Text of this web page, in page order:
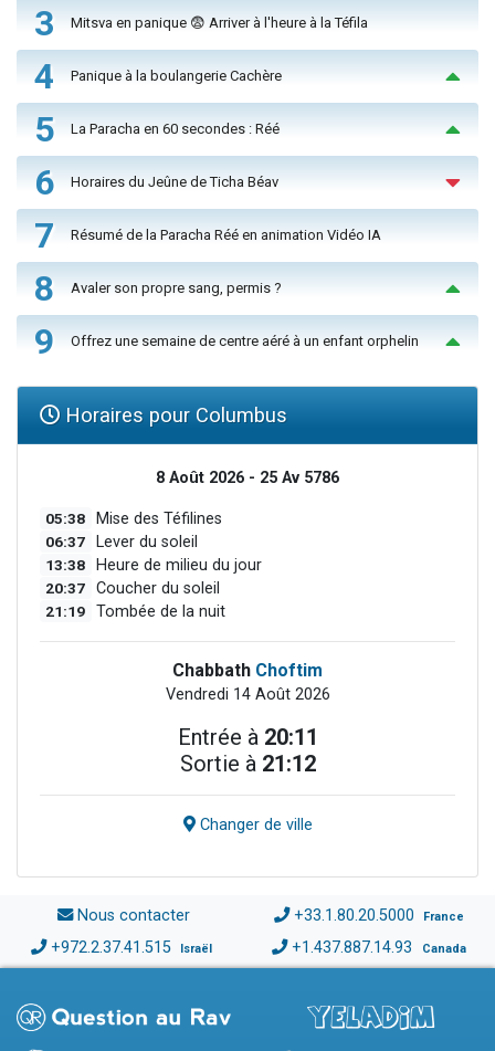
3 Mitsva en panique 😨 Arriver à l'heure à la Téfila
4 Panique à la boulangerie Cachère
5 La Paracha en 60 secondes : Réé
6 Horaires du Jeûne de Ticha Béav
7 Résumé de la Paracha Réé en animation Vidéo IA
8 Avaler son propre sang, permis ?
9 Offrez une semaine de centre aéré à un enfant orphelin
Horaires pour Columbus
8 Août 2026 - 25 Av 5786
05:38 Mise des Téfilines
06:37 Lever du soleil
13:38 Heure de milieu du jour
20:37 Coucher du soleil
21:19 Tombée de la nuit
Chabbath Choftim
Vendredi 14 Août 2026
Entrée à 20:11
Sortie à 21:12
Changer de ville
Nous contacter +33.1.80.20.5000 France
+972.2.37.41.515 Israël +1.437.887.14.93 Canada